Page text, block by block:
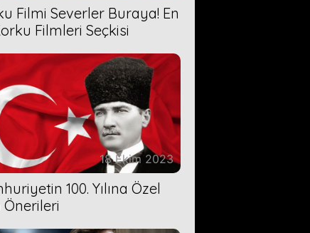
Filmi Severler Buraya! En
Filmleri Seçkisi
18 Ekim 2023
100. Yılına Özel
Önerileri